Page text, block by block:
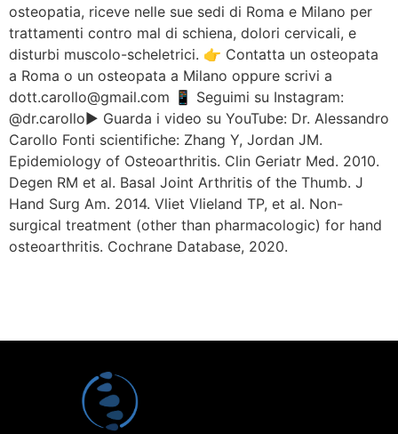
osteopatia, riceve nelle sue sedi di Roma e Milano per
trattamenti contro mal di schiena, dolori cervicali, e
disturbi muscolo-scheletrici. 👉 Contatta un osteopata
a Roma o un osteopata a Milano oppure scrivi a
dott.carollo@gmail.com 📱 Seguimi su Instagram:
@dr.carollo▶️ Guarda i video su YouTube: Dr. Alessandro
Carollo Fonti scientifiche: Zhang Y, Jordan JM.
Epidemiology of Osteoarthritis. Clin Geriatr Med. 2010.
Degen RM et al. Basal Joint Arthritis of the Thumb. J
Hand Surg Am. 2014. Vliet Vlieland TP, et al. Non-
surgical treatment (other than pharmacologic) for hand
osteoarthritis. Cochrane Database, 2020.